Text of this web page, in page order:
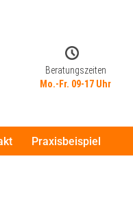
Beratungszeiten
Mo.-Fr. 09-17 Uhr
Praxisbeispiel